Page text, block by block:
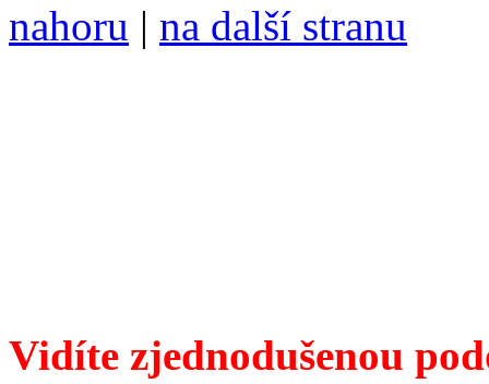
nahoru | na další stranu
Vidíte zjednodušenou